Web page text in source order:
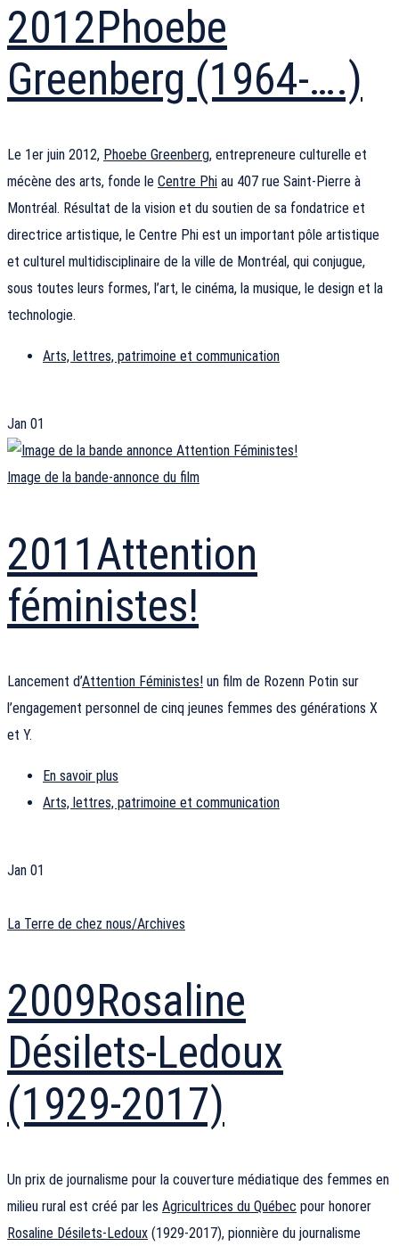
2012Phoebe
Greenberg (1964-….)
Le 1er juin 2012, Phoebe Greenberg, entrepreneure culturelle et
mécène des arts, fonde le Centre Phi au 407 rue Saint-Pierre à
Montréal. Résultat de la vision et du soutien de sa fondatrice et
directrice artistique, le Centre Phi est un important pôle artistique
et culturel multidisciplinaire de la ville de Montréal, qui conjugue,
sous toutes leurs formes, l’art, le cinéma, la musique, le design et la
technologie.
Arts, lettres, patrimoine et communication
Jan 01
Image de la bande-annonce du film
2011Attention
féministes!
Lancement d’Attention Féministes! un film de Rozenn Potin sur
l’engagement personnel de cinq jeunes femmes des générations X
et Y.
En savoir plus
Arts, lettres, patrimoine et communication
Jan 01
La Terre de chez nous/Archives
2009Rosaline
Désilets-Ledoux
(1929-2017)
Un prix de journalisme pour la couverture médiatique des femmes en
milieu rural est créé par les Agricultrices du Québec pour honorer
Rosaline Désilets-Ledoux (1929-2017), pionnière du journalisme